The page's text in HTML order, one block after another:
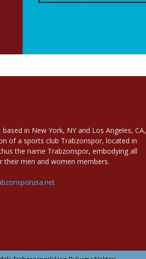
in New York, NY and Los Angeles, CA,
of a sports club Trabzonspor, located in
the name Trabzonspor, embodying all
their men and women members.